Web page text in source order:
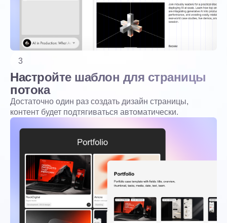
3
Настройте шаблон для страницы
потока
Достаточно один раз создать дизайн страницы,
контент будет подтягиваться автоматически.